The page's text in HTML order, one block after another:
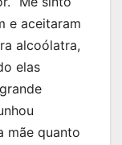
e aceitaram
alcoólatra,
elas
mãe quanto